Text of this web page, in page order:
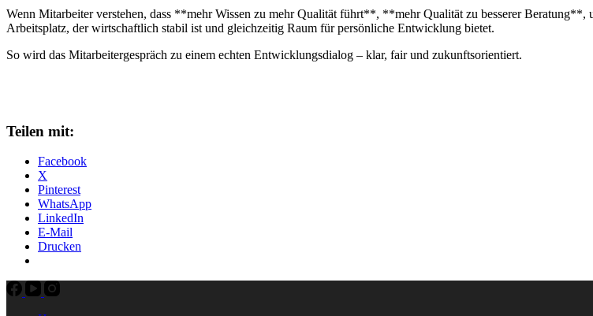
Wenn Mitarbeiter verstehen, dass **mehr Wissen zu mehr Qualität führt**, **mehr Qualität zu besserer
Arbeitsplatz, der wirtschaftlich stabil ist und gleichzeitig Raum für persönliche Entwicklung bietet.
So wird das Mitarbeitergespräch zu einem echten Entwicklungsdialog – klar, fair und zukunftsorientiert.
Teilen mit:
Facebook
X
Pinterest
WhatsApp
LinkedIn
E-Mail
Drucken